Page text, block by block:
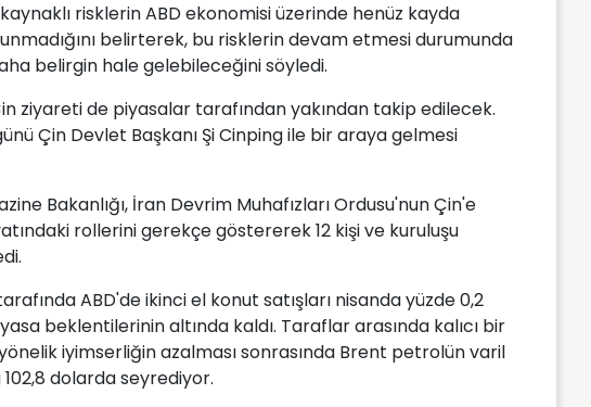
risklerin ABD ekonomisi üzerinde henüz kayda
belirterek, bu risklerin devam etmesi durumunda
belirgin hale gelebileceğini söyledi.
ziyareti de piyasalar tarafından yakından takip edilecek.
Çin Devlet Başkanı Şi Cinping ile bir araya gelmesi
Bakanlığı, İran Devrim Muhafızları Ordusu'nun Çin'e
rollerini gerekçe göstererek 12 kişi ve kuruluşu
ABD'de ikinci el konut satışları nisanda yüzde 0,2
beklentilerinin altında kaldı. Taraflar arasında kalıcı bir
iyimserliğin azalması sonrasında Brent petrolün varil
102,8 dolarda seyrediyor.